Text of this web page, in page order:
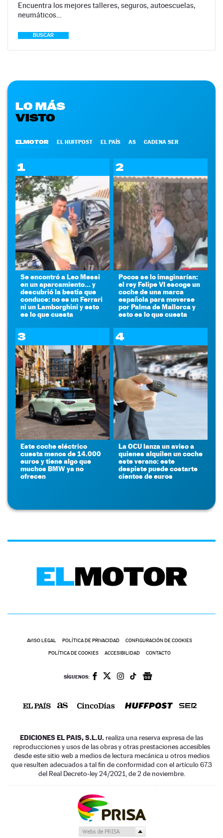
Encuentra los mejores talleres, seguros, autoescuelas,
neumáticos…
BUSCAR
LO MÁS
VISTO
ELMOTOR EL HUFFPOST EL PAÍS AS CADENA SER
1
Se encontró a Leo Messi
en un aparcamiento... y
descubrió la bestia que
conduce: no es un Ferrari
ni un Lamborghini y esto
es lo que cuesta
2
Pocos se lo imaginarían:
el rey Felipe VI escoge un
coche de una marca
española para moverse
por Palma de Mallorca y
esto es lo que cuesta
3
Este coche eléctrico
cuesta menos de 14.000
euros y tiene algo que
muchos BMW ya no
ofrecen
4
La OCU lanza un aviso a
quienes alquilen un coche
este verano: este
despiste puede costarte
cientos de euros
AVISO LEGAL POLÍTICA DE PRIVACIDAD CONFIGURACIÓN DE COOKIES
POLÍTICA DE COOKIES ACCESIBILIDAD CONTACTO
SÍGUENOS:
EDICIONES EL PAIS, S.L.U. realiza una reserva expresa de las
reproducciones y usos de las obras y otras prestaciones accesibles
desde este sitio web a medios de lectura mecánica u otros medios
que resulten adecuados a tal fin de conformidad con el artículo 67.3
del Real Decreto-ley 24/2021, de 2 de noviembre.